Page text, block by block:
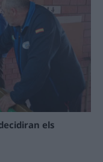
els